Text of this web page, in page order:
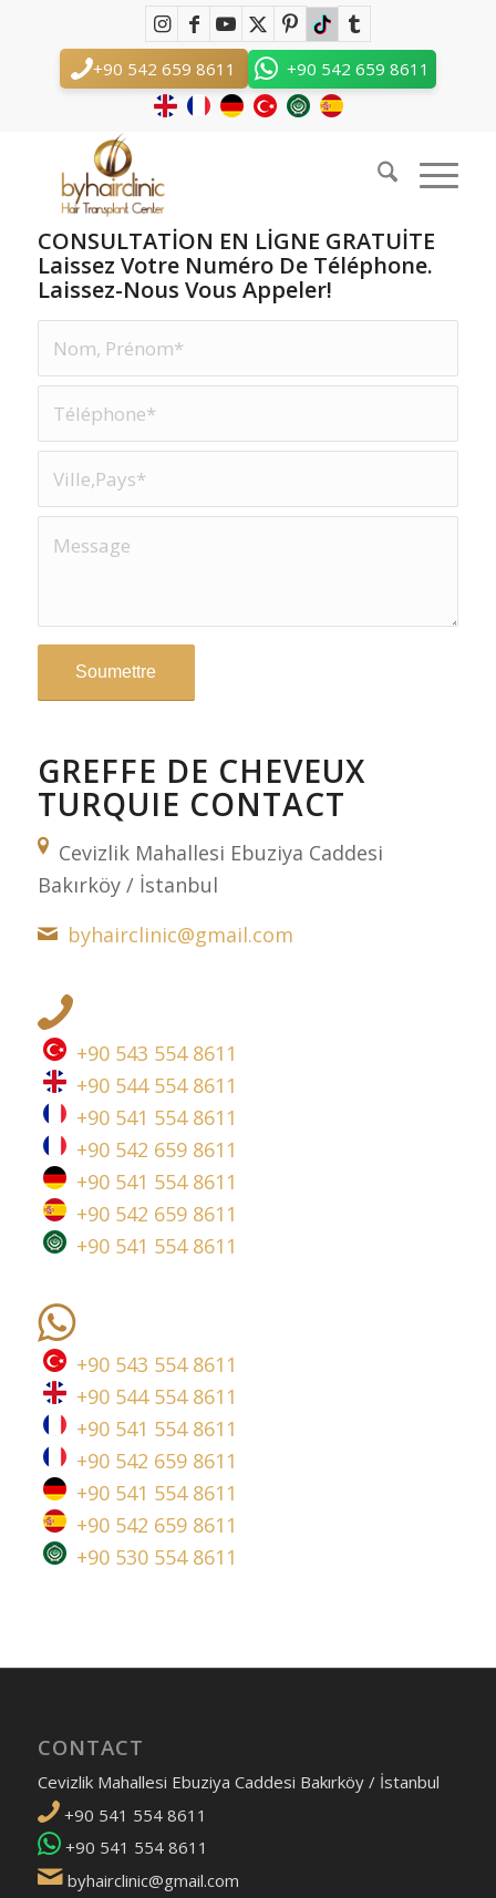
+90 542 659 8611 +90 542 659 8611
Greffe De Cheveux Turquie Contact
Vous êtes ici : Accueil / Greffe De Cheveux Turquie Contact
CONSULTATİON EN LİGNE GRATUİTE
Laissez Votre Numéro De Téléphone.
Laissez-Nous Vous Appeler!
GREFFE DE CHEVEUX
TURQUIE CONTACT
Cevizlik Mahallesi Ebuziya Caddesi
Bakırköy / İstanbul
byhairclinic@gmail.com
+90 543 554 8611
+90 544 554 8611
+90 541 554 8611
+90 542 659 8611
+90 541 554 8611
+90 542 659 8611
+90 541 554 8611
+90 543 554 8611
+90 544 554 8611
+90 541 554 8611
+90 542 659 8611
+90 541 554 8611
+90 542 659 8611
+90 530 554 8611
CONTACT
Cevizlik Mahallesi Ebuziya Caddesi Bakırköy / İstanbul
+90 541 554 8611
+90 541 554 8611
byhairclinic@gmail.com